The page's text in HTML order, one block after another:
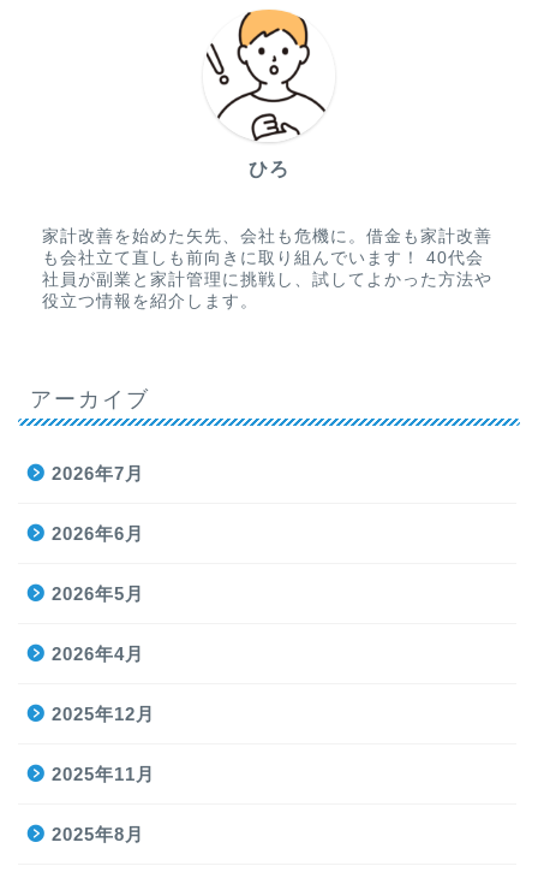
ひろ
家計改善を始めた矢先、会社も危機に。借金も家計改善
も会社立て直しも前向きに取り組んでいます！ 40代会
社員が副業と家計管理に挑戦し、試してよかった方法や
役立つ情報を紹介します。
アーカイブ
2026年7月
2026年6月
2026年5月
2026年4月
2025年12月
2025年11月
2025年8月